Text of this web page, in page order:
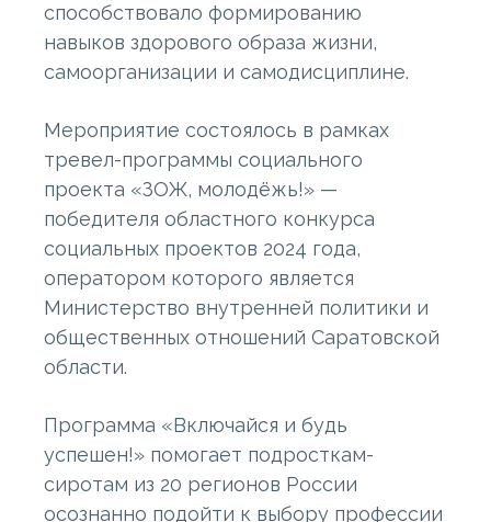
способствовало формированию
навыков здорового образа жизни,
самоорганизации и самодисциплине.
Мероприятие состоялось в рамках
тревел-программы социального
проекта «ЗОЖ, молодёжь!» —
победителя областного конкурса
социальных проектов 2024 года,
оператором которого является
Министерство внутренней политики и
общественных отношений Саратовской
области.
Программа «Включайся и будь
успешен!» помогает подросткам-
сиротам из 20 регионов России
осознанно подойти к выбору профессии